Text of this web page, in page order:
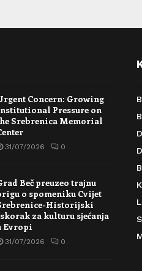
Concern: Growing
Pressure on
Srebrenica Memorial
31/07/2026 0
Beč preuzeo trajnu
o spomeniku Cvijet
Historijski
za kulturu sjećanja
Evropi
31/07/2026 0